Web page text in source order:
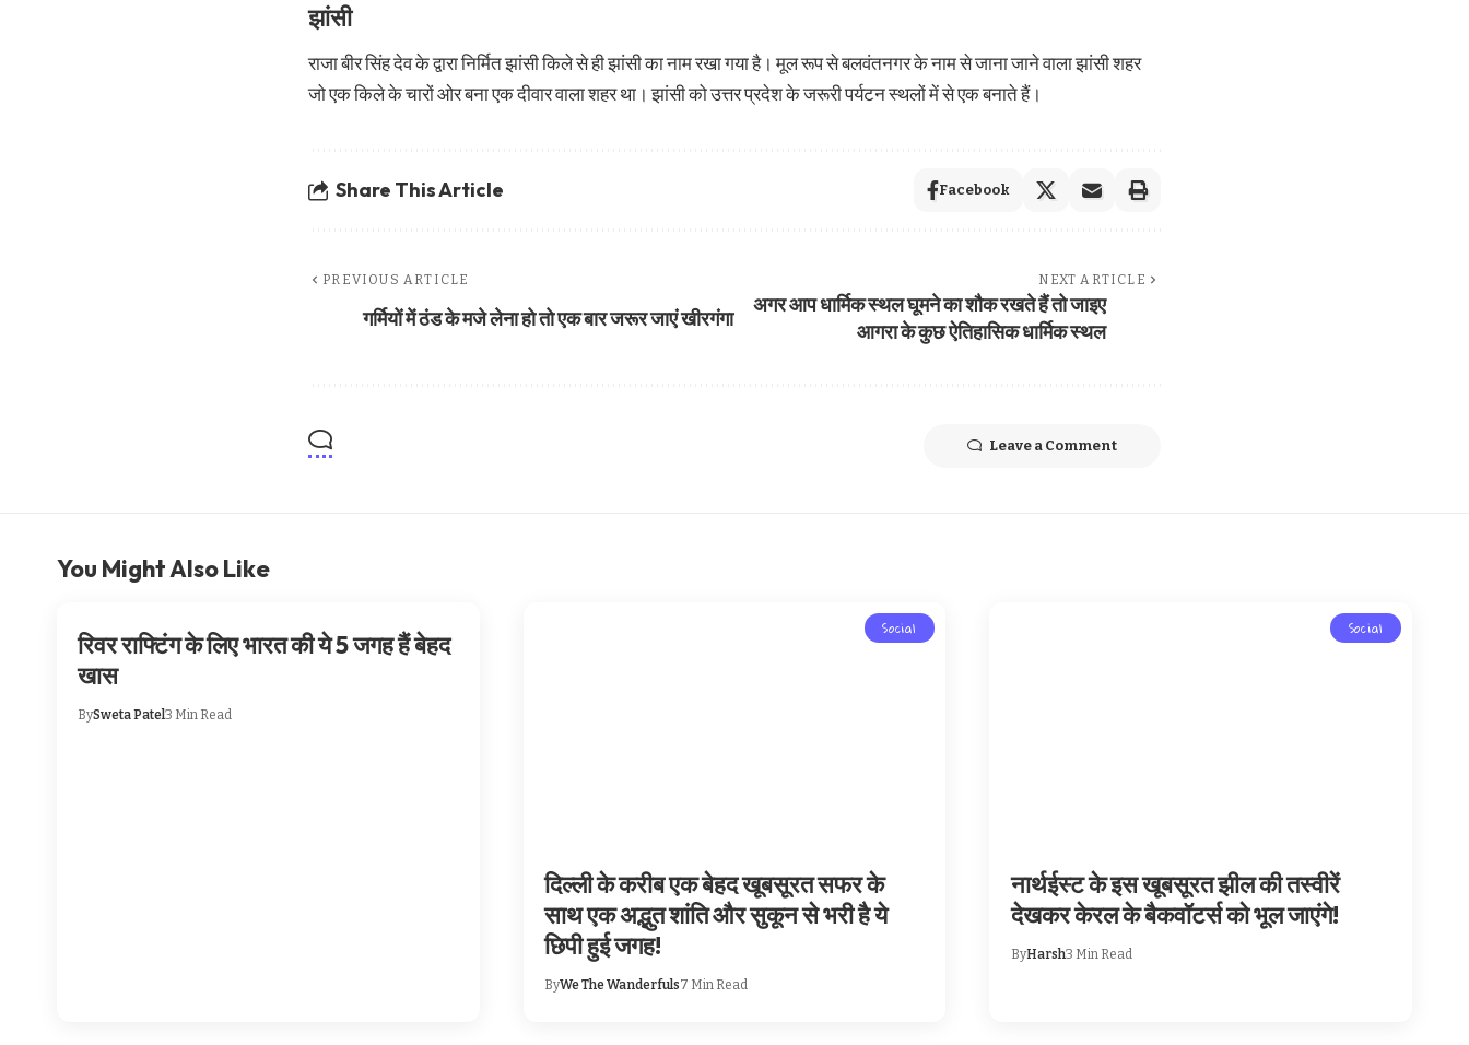
झांसी
राजा बीर सिंह देव के द्वारा निर्मित झांसी किले से ही झांसी का नाम रखा गया है। मूल रूप से बलवंतनगर के नाम से जाना जाने वाला झांसी शहर
जो एक किले के चारों ओर बना एक दीवार वाला शहर था। झांसी को उत्तर प्रदेश के जरूरी पर्यटन स्थलों में से एक बनाते हैं।
Share This Article Facebook
PREVIOUS ARTICLE
गर्मियों में ठंड के मजे लेना हो तो एक बार जरूर जाएं खीरगंगा
NEXT ARTICLE
अगर आप धार्मिक स्थल घूमने का शौक रखते हैं तो जाइए
आगरा के कुछ ऐतिहासिक धार्मिक स्थल
Leave a Comment
You Might Also Like
रिवर राफ्टिंग के लिए भारत की ये 5 जगह हैं बेहद
खास
BySweta Patel3 Min Read
Social
दिल्ली के करीब एक बेहद खूबसूरत सफर के
साथ एक अद्भुत शांति और सुकून से भरी है ये
छिपी हुई जगह!
ByWe The Wanderfuls7 Min Read
Social
नार्थईस्ट के इस खूबसूरत झील की तस्वीरें
देखकर केरल के बैकवॉटर्स को भूल जाएंगे!
ByHarsh3 Min Read